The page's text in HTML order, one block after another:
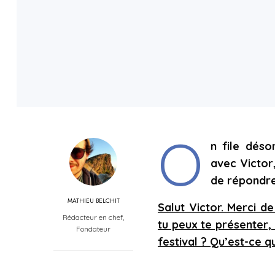
MATHIEU BELCHIT
Rédacteur en chef,
Fondateur
O
n file
avec
de
Salut Victor. Merci
tu peux te présenter,
festival ? Qu’est-ce